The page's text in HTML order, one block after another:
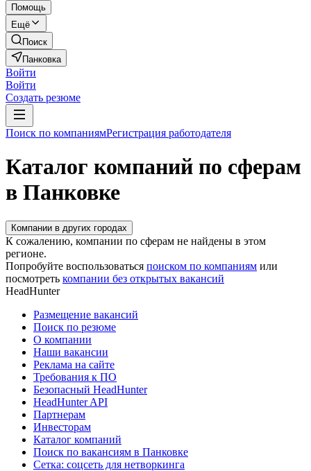
Помощь
Ещё
Поиск
Панковка
Войти
Войти
Создать резюме
Поиск по компаниямРегистрация работодателя
Каталог компаний по сферам
в Панковке
Компании в других городах
К сожалению, компании по сферам не найдены в этом
регионе.
Попробуйте воспользоваться поиском по компаниям или
посмотреть компании без открытых вакансий
HeadHunter
Размещение вакансий
Поиск по резюме
О компании
Наши вакансии
Реклама на сайте
Требования к ПО
Безопасный HeadHunter
HeadHunter API
Партнерам
Инвесторам
Каталог компаний
Поиск по вакансиям в Панковке
Сетка: соцсеть для нетворкинга